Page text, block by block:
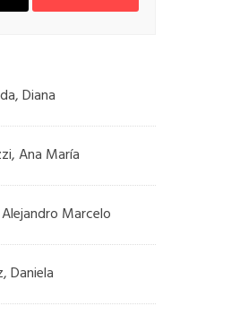
Diana
Ana María
Marcelo
Daniela